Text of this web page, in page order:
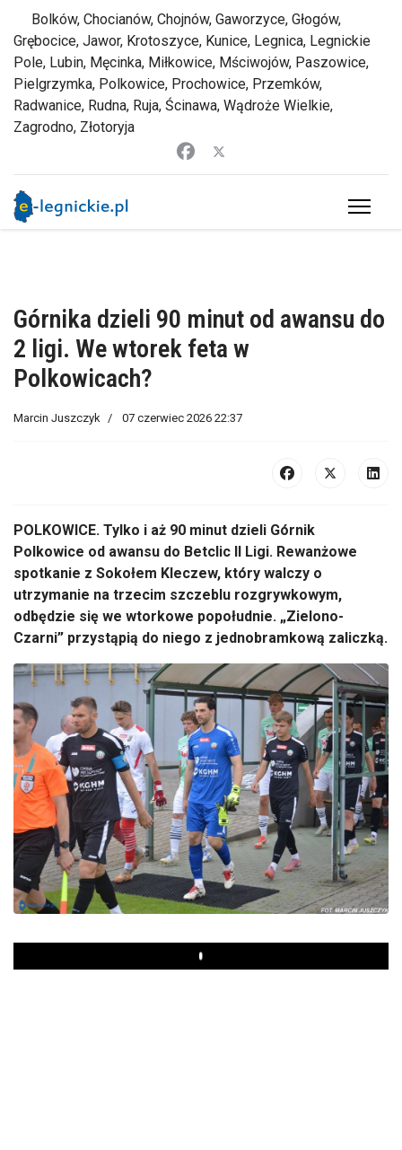
Bolków, Chocianów, Chojnów, Gaworzyce, Głogów,
Grębocice, Jawor, Krotoszyce, Kunice, Legnica, Legnickie
Pole, Lubin, Męcinka, Miłkowice, Mściwojów, Paszowice,
Pielgrzymka, Polkowice, Prochowice, Przemków,
Radwanice, Rudna, Ruja, Ścinawa, Wądroże Wielkie,
Zagrodno, Złotoryja
Górnika dzieli 90 minut od awansu do
2 ligi. We wtorek feta w
Polkowicach?
Marcin Juszczyk 07 czerwiec 2026 22:37
POLKOWICE. Tylko i aż 90 minut dzieli Górnik
Polkowice od awansu do Betclic II Ligi. Rewanżowe
spotkanie z Sokołem Kleczew, który walczy o
utrzymanie na trzecim szczeblu rozgrywkowym,
odbędzie się we wtorkowe popołudnie. „Zielono-
Czarni” przystąpią do niego z jednobramkową zaliczką.
Play